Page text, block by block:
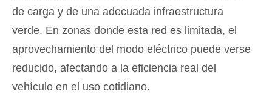
de carga y de una adecuada infraestructura
verde. En zonas donde esta red es limitada, el
aprovechamiento del modo eléctrico puede verse
reducido, afectando a la eficiencia real del
vehículo en el uso cotidiano.